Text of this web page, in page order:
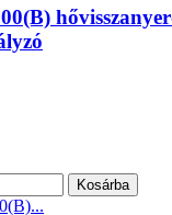
Kosárba